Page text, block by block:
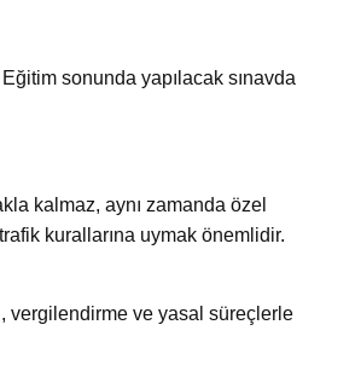
sonunda yapılacak sınavda
kalmaz, aynı zamanda özel
kurallarına uymak önemlidir.
vergilendirme ve yasal süreçlerle